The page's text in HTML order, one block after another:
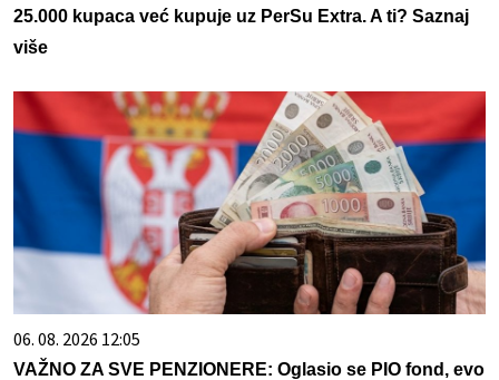
25.000 kupaca već kupuje uz PerSu Extra. A ti? Saznaj
više
06. 08. 2026 12:05
VAŽNO ZA SVE PENZIONERE: Oglasio se PIO fond, evo